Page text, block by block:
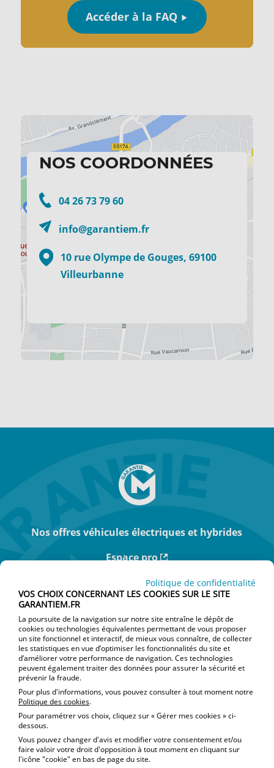
Accéder à la FAQ
NOS COORDONNÉES
04 26 73 79 60
info@garantiem.fr
10 rue Olympe de Gouges, 69100
Villeurbanne
Nos offres véhicules électriques et hybrides
Espace pro
Actualités
Je souhaite souscrire un nouveau contrat
Je veux résilier mon contrat
Contact
Politique de confidentialité
VOS CHOIX CONCERNANT LES COOKIES SUR LE SITE
GARANTIEM.FR
La poursuite de la navigation sur notre site entraîne le dépôt de
cookies ou technologies équivalentes permettant de vous proposer
un site fonctionnel et interactif, de mieux vous connaître, de collecter
les statistiques en vue d’optimiser les fonctionnalités du site et
d’améliorer votre performance de navigation. Ces technologies
peuvent également traiter des données pour assurer la sécurité et
prévenir la fraude.
Pour plus d'informations, vous pouvez consulter à tout moment notre
Politique des cookies.
Pour paramétrer vos choix, cliquez sur « Gérer mes cookies » ci-
dessous.
Vous pouvez changer d'avis et modifier votre consentement et/ou
faire valoir votre droit d'opposition à tout moment en cliquant sur
l'icône "cookie" en bas de page du site.